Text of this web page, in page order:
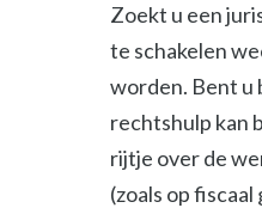
Zoekt u een
te schakelen
worden. Bent u
rechtshulp kan
rijtje over de
(zoals op